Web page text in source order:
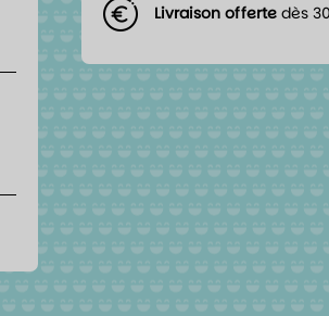
Livraison offerte dès